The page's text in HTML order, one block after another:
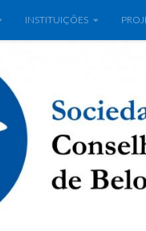
INSTITUIÇÕES